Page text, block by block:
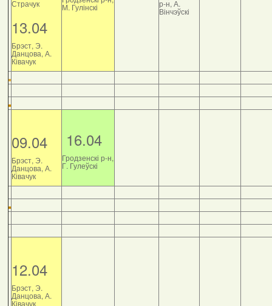
Страчук
13.04
Брэст, Э.
Данцова, А.
Ківачук
М. Гулінскі р-н, А.
Вінчэўскі
09.04
Брэст, Э.
Данцова, А.
Ківачук
16.04
Гродзенскі р-н,
Г. Гулеўскі
12.04
Брэст, Э.
Данцова, А.
Ківачук